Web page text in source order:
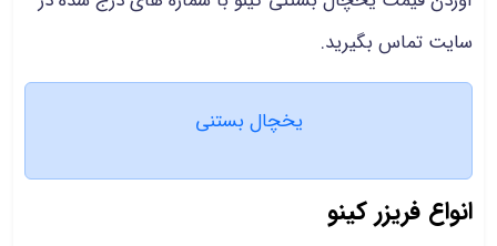
سایت تماس بگیرید.
یخچال بستنی
انواع فریزر کینو